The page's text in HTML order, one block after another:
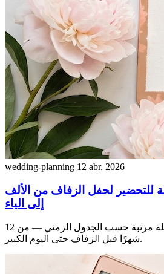
wedding-planning 12 abr. 2026
للتحضير لحفل الزفاف من الألف
إلى الياء
قائمة مهام الزفاف الكاملة مرتبة حسب الجدول الزمني — من 12
شهرًا قبل الزفاف حتى اليوم الكبير.